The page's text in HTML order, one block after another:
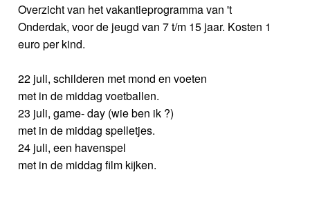
Overzicht van het vakantieprogramma van 't
Onderdak, voor de jeugd van 7 t/m 15 jaar. Kosten 1
euro per kind.
22 juli, schilderen met mond en voeten
met in de middag voetballen.
23 juli, game- day (wie ben ik ?)
met in de middag spelletjes.
24 juli, een havenspel
met in de middag film kijken.